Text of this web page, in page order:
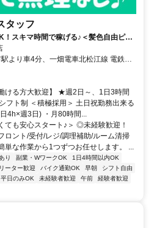
タッフ
！スキマ時間で稼げる♪＜髪色自由ピア
♪
より車4分、一畑電車北松江線 電鉄出
ける方大歓迎】 ★週2日～、1日3時間
フト制 ＜積極採用＞ 土日祝勤務出来る
4h×週3日) ・月80時間...
ても安心スタート♪＞ ◎未経験歓迎！
ロント/受付/レジ/調理補助/ルーム清掃
単な作業から1つずつお任せします。 ...
り 副業・WワークOK
1日4時間以内OK
ーター歓迎 バイク通勤OK 早朝
シフト自由
平日のみOK 未経験者歓迎 午前
経験者歓迎